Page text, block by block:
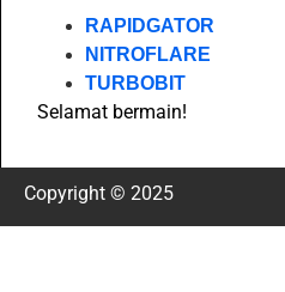
RAPIDGATOR
NITROFLARE
TURBOBIT
Selamat bermain!
Copyright © 2025